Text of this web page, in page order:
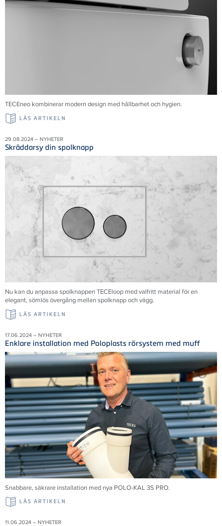
TECEneo kombinerar modern design med hållbarhet och hygien.
LÄS ARTIKELN
29.08.2024 – NYHETER
Skräddarsy din spolknapp
Nu kan du anpassa spolknappen TECEloop med valfritt material för en
elegant, sömlös övergång mellan spolknapp och vägg.
LÄS ARTIKELN
17.06.2024 – NYHETER
Enklare installation med Poloplasts rörsystem med muff
Snabbare, säkrare installation med nya POLO-KAL 3S PRO.
LÄS ARTIKELN
11.06.2024 – NYHETER